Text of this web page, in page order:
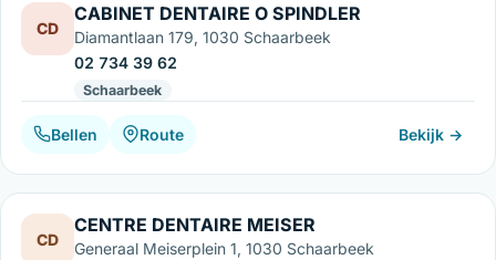
CD
CABINET DENTAIRE O SPINDLER
Diamantlaan 179, 1030 Schaarbeek
02 734 39 62
Schaarbeek
Bellen Route Bekijk →
CD
CENTRE DENTAIRE MEISER
Generaal Meiserplein 1, 1030 Schaarbeek